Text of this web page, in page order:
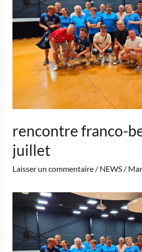
rencontre franco-
juillet
Laisser un commentaire / NEWS/